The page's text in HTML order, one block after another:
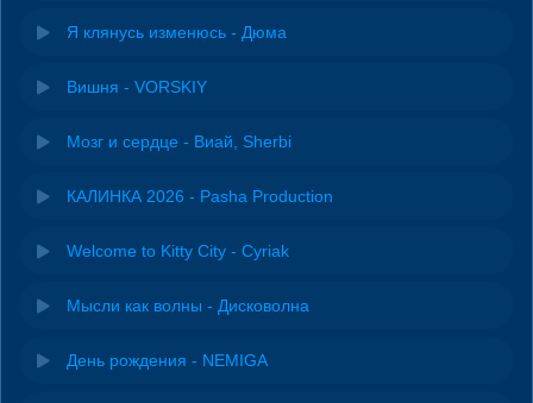
Я клянусь изменюсь - Дюма
Вишня - VORSKIY
Мозг и сердце - Виай, Sherbi
КАЛИНКА 2026 - Pasha Production
Welcome to Kitty City - Cyriak
Мысли как волны - Дисковолна
День рождения - NEMIGA